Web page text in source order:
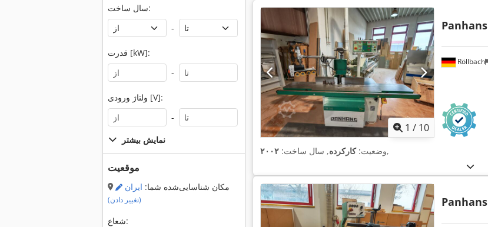
سال ساخت:
-
قدرت [kW]:
-
ولتاژ ورودی [V]:
-
نمایش بیشتر
موقعیت
مکان شناسایی‌شده شما: ایران
(تغییر دادن)
شعاع:
1 / 10
Röllbach
Panhans
وضعیت:کارکرده, سال ساخت: ۲۰۰۲ ,
Panhans